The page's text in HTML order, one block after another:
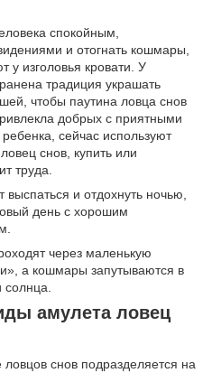
спокойным,
и отогнать кошмары,
у изголовья кровати. У
традиция украшать
чтобы паутина ловца снов
добрых с приятными
сейчас используют
снов, купить или
труда.
выспаться и отдохнуть ночью,
день с хорошим
через маленькую
а кошмары запутываются в
солнца.
амулета ловец
снов подразделяется на